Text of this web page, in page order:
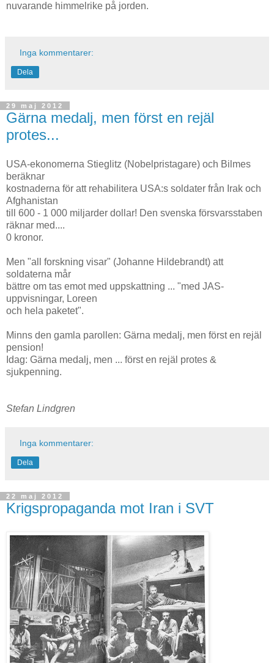
nuvarande himmelrike på jorden.
Inga kommentarer:
Dela
29 maj 2012
Gärna medalj, men först en rejäl
protes...
USA-ekonomerna Stieglitz (Nobelpristagare) och Bilmes
beräknar
kostnaderna för att rehabilitera USA:s soldater från Irak och
Afghanistan
till 600 - 1 000 miljarder dollar! Den svenska försvarsstaben
räknar med....
0 kronor.
Men "all forskning visar" (Johanne Hildebrandt) att
soldaterna mår
bättre om tas emot med uppskattning ... "med JAS-
uppvisningar, Loreen
och hela paketet".
Minns den gamla parollen: Gärna medalj, men först en rejäl
pension!
Idag: Gärna medalj, men ... först en rejäl protes &
sjukpenning.
Stefan Lindgren
Inga kommentarer:
Dela
22 maj 2012
Krigspropaganda mot Iran i SVT